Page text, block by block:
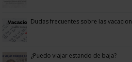
Dudas frecuentes sobre las
¿Puedo viajar estando de baja?